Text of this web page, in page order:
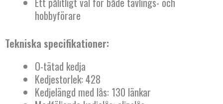
hobbyförare
Tekniska specifikationer:
O-tätad kedja
Kedjestorlek: 428
Kedjelängd med lås: 130 länkar